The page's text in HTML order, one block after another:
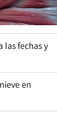
las fechas y
en